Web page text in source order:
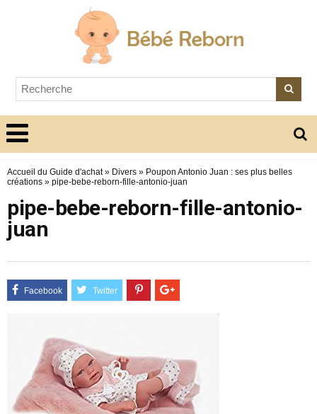
Accueil du Guide d'achat» Divers » Poupon Antonio Juan : ses plus belles
créations » pipe-bebe-reborn-fille-antonio-juan
pipe-bebe-reborn-fille-antonio-
juan